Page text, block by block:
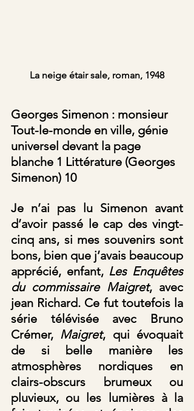
La neige étair sale, roman, 1948
Georges Simenon : monsieur
Tout-le-monde en ville, génie
universel devant la page
blanche 1 Littérature (Georges
Simenon) 10
Je n’ai pas lu Simenon avant
d’avoir passé le cap des vingt-
cinq ans, si mes souvenirs sont
bons, bien que j’avais beaucoup
apprécié, enfant, Les Enquêtes
du commissaire Maigret, avec
jean Richard. Ce fut toutefois la
série télévisée avec Bruno
Crémer, Maigret, qui évoquait
de si belle manière les
atmosphères nordiques en
clairs-obscurs brumeux ou
pluvieux, ou les lumières à la